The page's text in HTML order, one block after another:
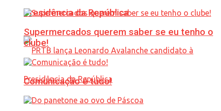
Presidência da República
Supermercados querem saber se eu tenho o
clube!
Comunicação é tudo!